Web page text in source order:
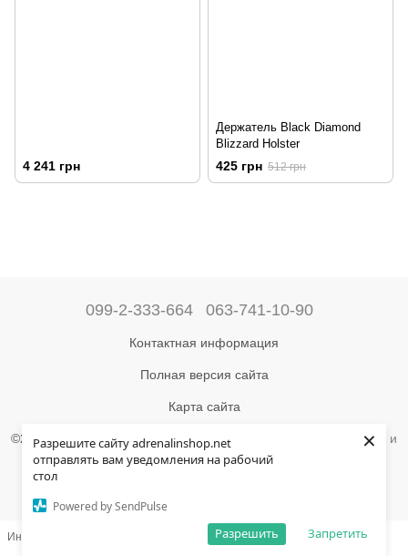
Разрешите сайту adrenalinshop.net
отправлять вам уведомления на рабочий
стол
Powered by SendPulse
Запретить
Разрешить
×
4 241 грн
Держатель Black Diamond
Blizzard Holster
425 грн 512 грн
099-2-333-664 063-741-10-90
Контактная информация
Полная версия сайта
Карта сайта
©2004-2024 Адреналин –магазин туристического снаряжения и
товаров для активного отдыха
Интернет-магазин создан с Хорошоп